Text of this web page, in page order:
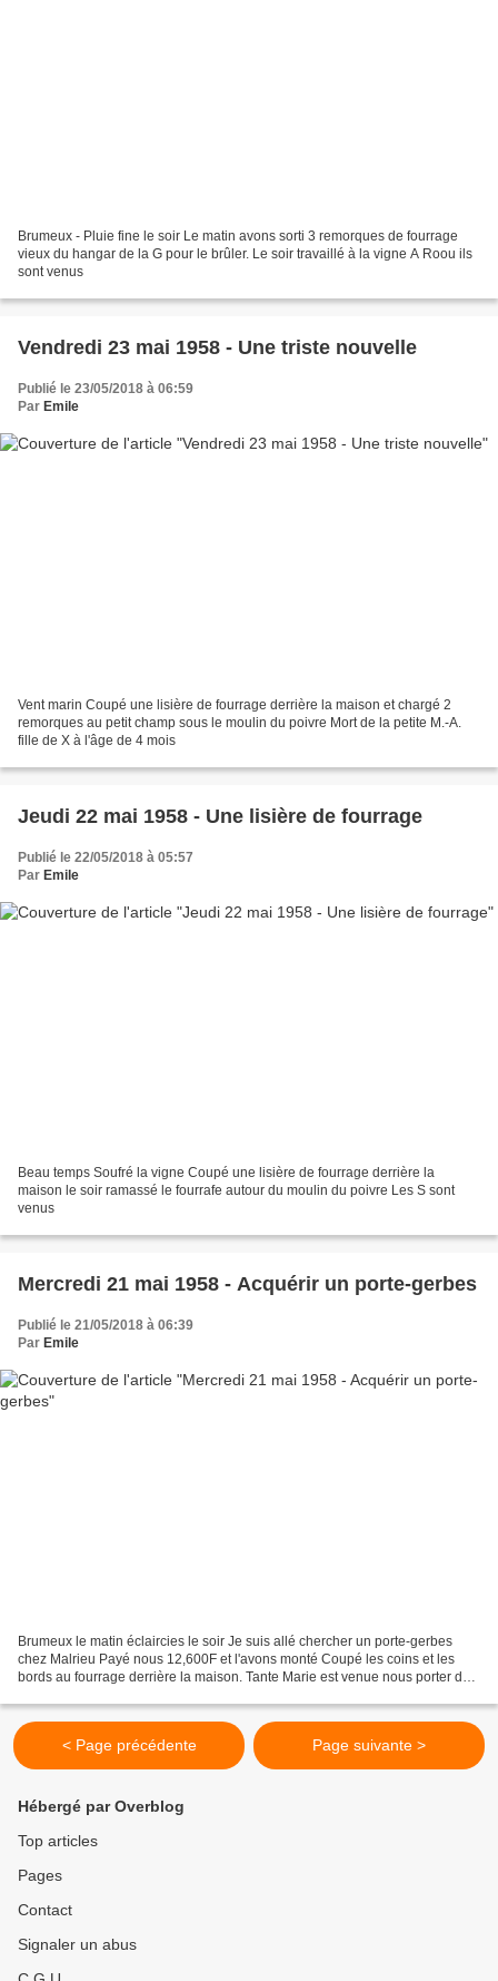
Brumeux - Pluie fine le soir Le matin avons sorti 3 remorques de fourrage
vieux du hangar de la G pour le brûler. Le soir travaillé à la vigne A Roou ils
sont venus
Vendredi 23 mai 1958 - Une triste nouvelle
Publié le 23/05/2018 à 06:59
Par Emile
Vent marin Coupé une lisière de fourrage derrière la maison et chargé 2
remorques au petit champ sous le moulin du poivre Mort de la petite M.-A.
fille de X à l'âge de 4 mois
Jeudi 22 mai 1958 - Une lisière de fourrage
Publié le 22/05/2018 à 05:57
Par Emile
Beau temps Soufré la vigne Coupé une lisière de fourrage derrière la
maison le soir ramassé le fourrafe autour du moulin du poivre Les S sont
venus
Mercredi 21 mai 1958 - Acquérir un porte-gerbes
Publié le 21/05/2018 à 06:39
Par Emile
Brumeux le matin éclaircies le soir Je suis allé chercher un porte-gerbes
chez Malrieu Payé nous 12,600F et l'avons monté Coupé les coins et les
bords au fourrage derrière la maison. Tante Marie est venue nous porter des
< Page précédente Page suivante >
Hébergé par Overblog
Top articles
Pages
Contact
Signaler un abus